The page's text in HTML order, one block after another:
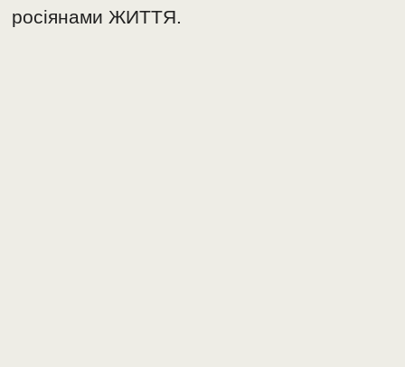
росіянами ЖИТТЯ.